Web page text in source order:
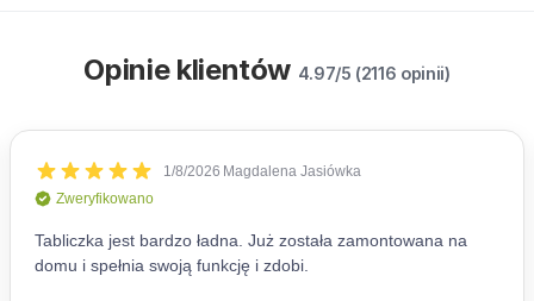
Opinie klientów 4.97/5 (2116 opinii)